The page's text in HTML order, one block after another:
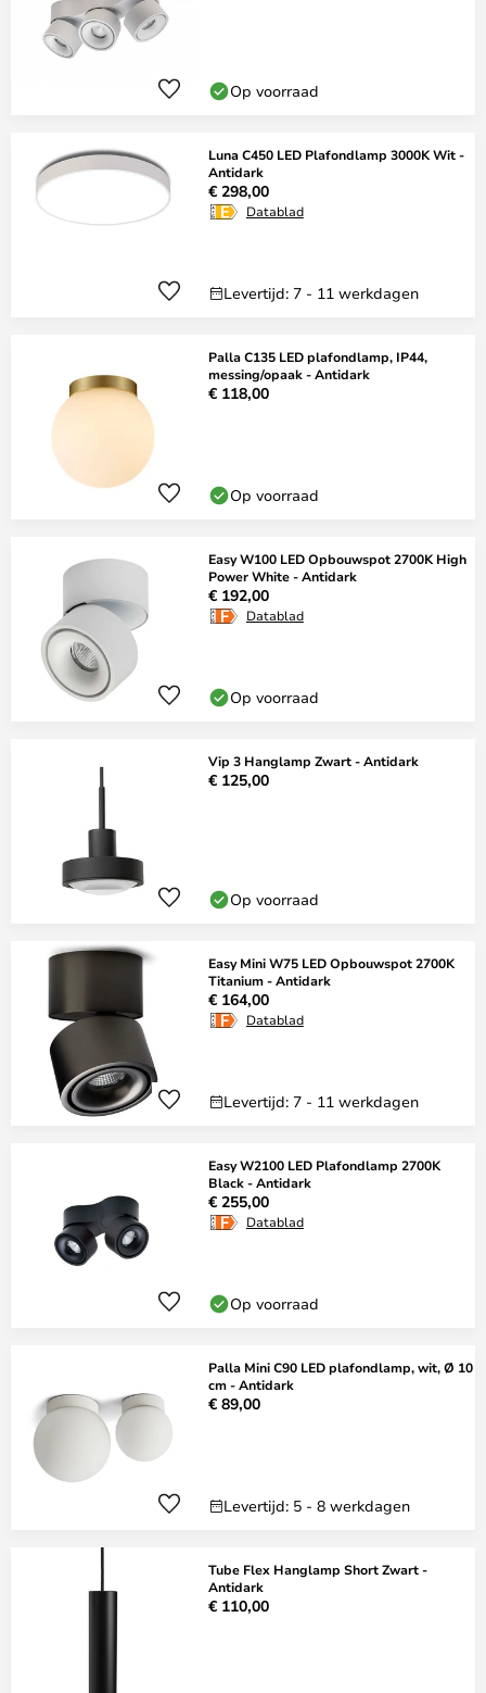
Op voorraad
Luna C450 LED Plafondlamp 3000K Wit -
Antidark
€ 298,00
Datablad
Levertijd: 7 - 11 werkdagen
Palla C135 LED plafondlamp, IP44,
messing/opaak - Antidark
€ 118,00
Op voorraad
Easy W100 LED Opbouwspot 2700K High
Power White - Antidark
€ 192,00
Datablad
Op voorraad
Vip 3 Hanglamp Zwart - Antidark
€ 125,00
Op voorraad
Easy Mini W75 LED Opbouwspot 2700K
Titanium - Antidark
€ 164,00
Datablad
Levertijd: 7 - 11 werkdagen
Easy W2100 LED Plafondlamp 2700K
Black - Antidark
€ 255,00
Datablad
Op voorraad
Palla Mini C90 LED plafondlamp, wit, Ø 10
cm - Antidark
€ 89,00
Levertijd: 5 - 8 werkdagen
Tube Flex Hanglamp Short Zwart -
Antidark
€ 110,00